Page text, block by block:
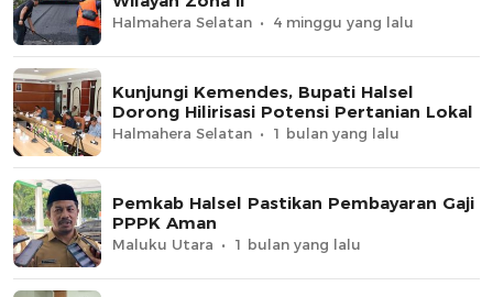
Halmahera Selatan 4 minggu yang lalu
Kunjungi Kemendes, Bupati Halsel
Dorong Hilirisasi Potensi Pertanian Lokal
Halmahera Selatan 1 bulan yang lalu
Pemkab Halsel Pastikan Pembayaran Gaji
PPPK Aman
Maluku Utara 1 bulan yang lalu